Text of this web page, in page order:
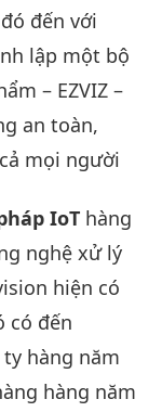
đến với
lập một bộ
– EZVIZ –
an toàn,
mọi người
IoT hàng
nghệ xử lý
hiện có
có đến
ty hàng năm
hàng năm